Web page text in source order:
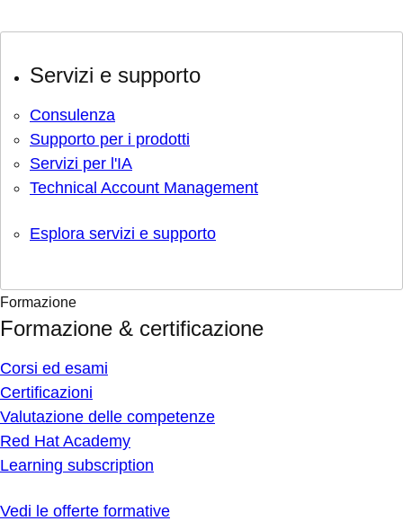
Servizi e supporto
Consulenza
Supporto per i prodotti
Servizi per l'IA
Technical Account Management
Esplora servizi e supporto
Formazione
Formazione & certificazione
Corsi ed esami
Certificazioni
Valutazione delle competenze
Red Hat Academy
Learning subscription
Vedi le offerte formative